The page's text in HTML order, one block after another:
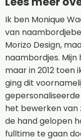
Ik ben Monique
van
Morizo Design,
naambordjes.
maar in 2012 toen
ging dit
het bewerken van
de hand gelopen
fulltime te gaan